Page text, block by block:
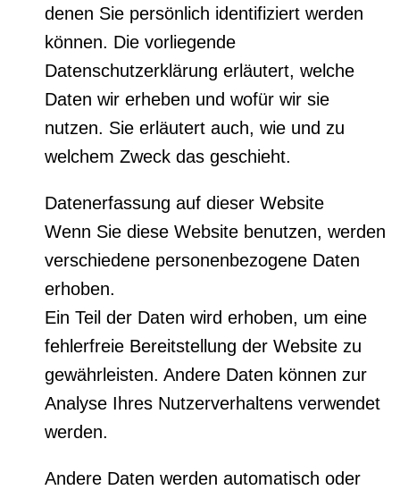
denen Sie persönlich identifiziert werden
können. Die vorliegende
Datenschutzerklärung erläutert, welche
Daten wir erheben und wofür wir sie
nutzen. Sie erläutert auch, wie und zu
welchem Zweck das geschieht.
Datenerfassung auf dieser Website
Wenn Sie diese Website benutzen, werden
verschiedene personenbezogene Daten
erhoben.
Ein Teil der Daten wird erhoben, um eine
fehlerfreie Bereitstellung der Website zu
gewährleisten. Andere Daten können zur
Analyse Ihres Nutzerverhaltens verwendet
werden.
Andere Daten werden automatisch oder